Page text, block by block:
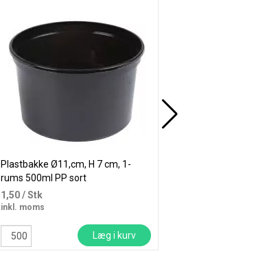
Plastbakke Ø11,cm, H 7 cm, 1-
rums 500ml PP sort
1,50/ Stk
inkl. moms
Læg i kurv